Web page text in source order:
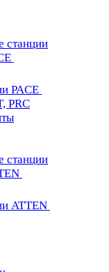
станции
PACE
PRC
станции
ATTEN